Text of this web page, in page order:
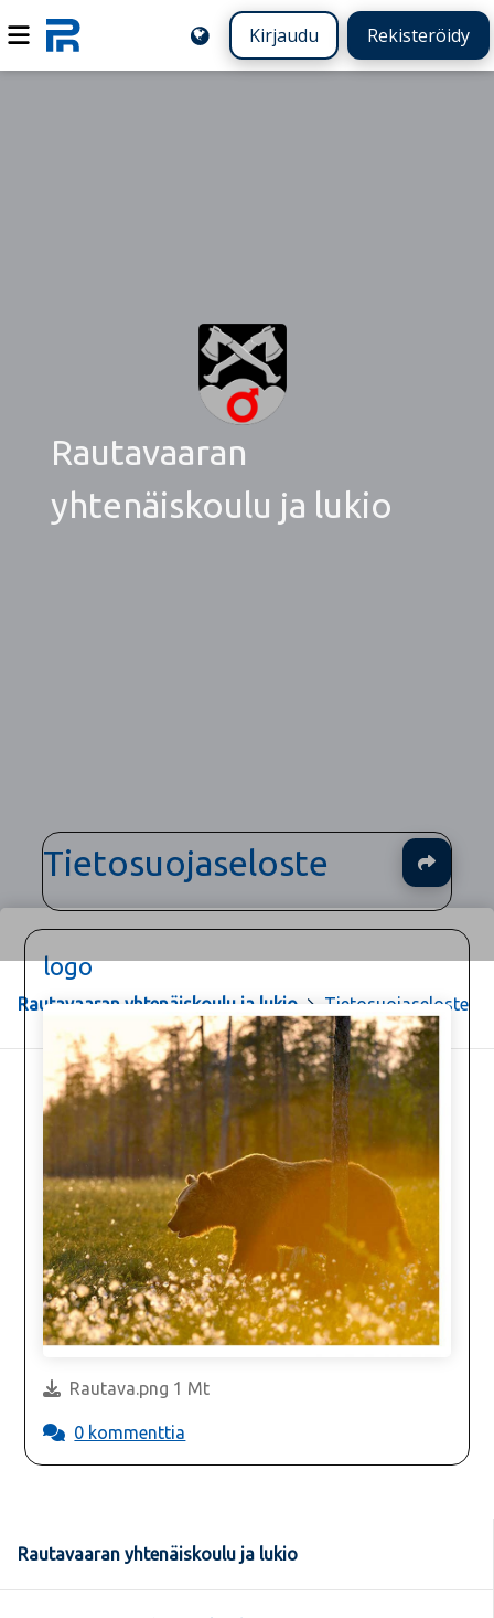
Kirjaudu Rekisteröidy
Rautavaaran
yhtenäiskoulu ja lukio
Rautavaaran yhtenäiskoulu ja lukio Tietosuojaseloste
Tietosuojaseloste
logo
Rautava.png 1 Mt
0 kommenttia
Rautavaaran yhtenäiskoulu ja lukio